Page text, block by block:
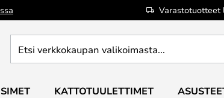
Varastotuotteet
verkkokaupan
KATTOTUULETTIMET